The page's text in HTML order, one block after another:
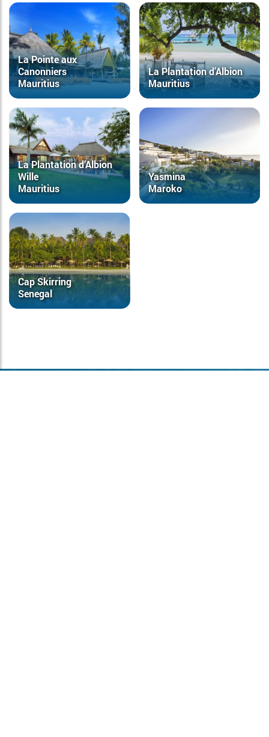
La Pointe aux
Canonniers
Mauritius
La Plantation d’Albion
Mauritius
La Plantation d’Albion
Wille
Mauritius
Yasmina
Maroko
Cap Skirring
Senegal